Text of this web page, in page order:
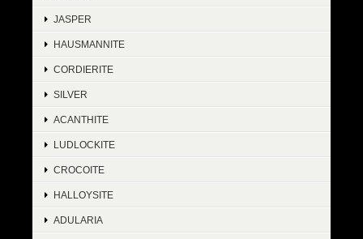
JASPER
HAUSMANNITE
CORDIERITE
SILVER
ACANTHITE
LUDLOCKITE
CROCOITE
HALLOYSITE
ADULARIA